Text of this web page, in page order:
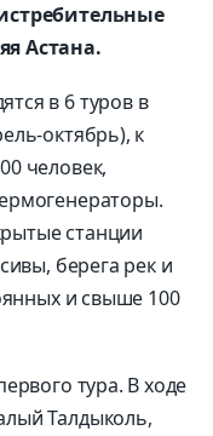
Астана.
в 6 туров в
октябрь), к
человек,
станции
берега рек и
и свыше 100
тура. В ходе
Талдыколь,